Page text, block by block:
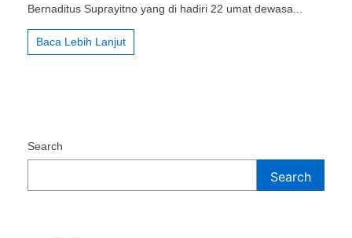
Meneladani
Bernaditus Suprayitno yang di hadiri 22 umat dewasa...
Baca Lebih Lanjut
Search
Search